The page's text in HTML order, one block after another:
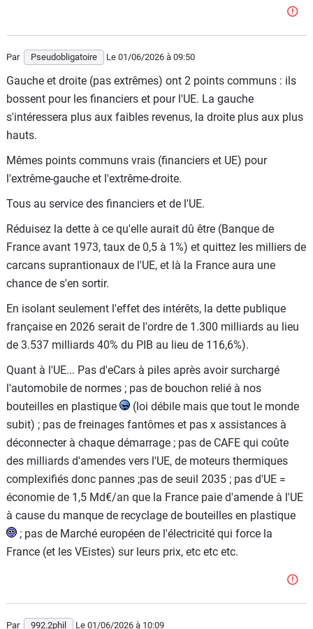
Par Pseudobligatoire Le 01/06/2026 à 09:50
Gauche et droite (pas extrêmes) ont 2 points communs : ils
bossent pour les financiers et pour l'UE. La gauche
s'intéressera plus aux faibles revenus, la droite plus aux plus
hauts.
Mêmes points communs vrais (financiers et UE) pour
l'extrême-gauche et l'extrême-droite.
Tous au service des financiers et de l'UE.
Réduisez la dette à ce qu'elle aurait dû être (Banque de
France avant 1973, taux de 0,5 à 1%) et quittez les milliers de
carcans suprantionaux de l'UE, et là la France aura une
chance de s'en sortir.
En isolant seulement l'effet des intérêts, la dette publique
française en 2026 serait de l'ordre de 1.300 milliards au lieu
de 3.537 milliards 40% du PIB au lieu de 116,6%).
Quant à l'UE... Pas d'eCars à piles après avoir surchargé
l'automobile de normes ; pas de bouchon relié à nos
bouteilles en plastique
(loi débile mais que tout le monde
subit) ; pas de freinages fantômes et pas x assistances à
déconnecter à chaque démarrage ; pas de CAFE qui coûte
des milliards d'amendes vers l'UE, de moteurs thermiques
complexifiés donc pannes ;pas de seuil 2035 ; pas d'UE =
économie de 1,5 Md€/an que la France paie d'amende à l'UE
à cause du manque de recyclage de bouteilles en plastique
; pas de Marché européen de l'électricité qui force la
France (et les VEistes) sur leurs prix, etc etc etc.
Par 992.2phil Le 01/06/2026 à 10:09